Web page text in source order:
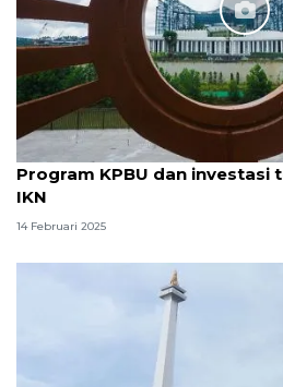
Program KPBU dan investasi
IKN
14 Februari 2025